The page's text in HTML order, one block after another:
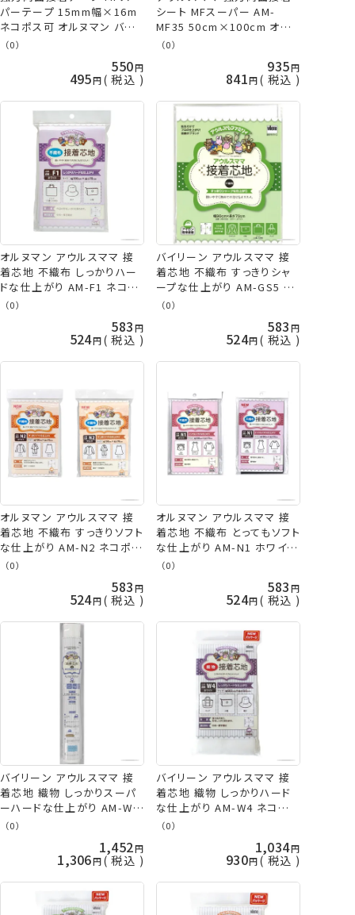
パーテープ 15mm幅×16m
ネコポス可 オルヌマン バイリ
ーン 手芸の山久
（0）
550
495 税込
シート MFスーパー AM-
MF35 50cm×100cm オル
ヌマン 手芸の山久
（0）
935
841 税込
オルヌマン アウルスママ 接
着芯地 不織布 しっかりハー
ドな仕上がり AM-F1 ネコポ
ス可 手芸の山久
（0）
583
524 税込
バイリーン アウルスママ 接
着芯地 不織布 すっきりシャ
ープな仕上がり AM-GS5 ネ
コポス可 vln 手芸の山久
（0）
583
524 税込
オルヌマン アウルスママ 接
着芯地 不織布 すっきりソフト
な仕上がり AM-N2 ネコポス
可 vln 手芸の山久
（0）
583
524 税込
オルヌマン アウルスママ 接
着芯地 不織布 とってもソフト
な仕上がり AM-N1 ホワイト
ブラック ネコポス可 手芸の
（0）
583
524 税込
バイリーン アウルスママ 接
着芯地 織物 しっかりスーパ
ーハードな仕上がり AM-W5
vln 手芸の山久
（0）
1,452
1,306 税込
バイリーン アウルスママ 接
着芯地 織物 しっかりハード
な仕上がり AM-W4 ネコポス
可 vln 手芸の山久
（0）
1,034
930 税込